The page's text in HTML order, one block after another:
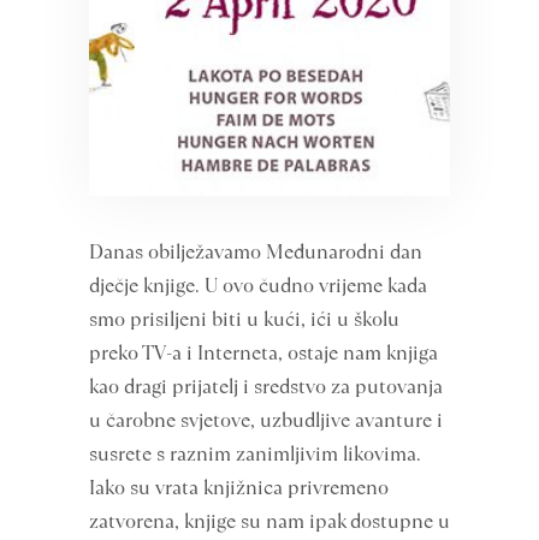
Danas obilježavamo Međunarodni dan
dječje knjige. U ovo čudno vrijeme kada
smo prisiljeni biti u kući, ići u školu
preko TV-a i Interneta, ostaje nam knjiga
kao dragi prijatelj i sredstvo za putovanja
u čarobne svjetove, uzbudljive avanture i
susrete s raznim zanimljivim likovima.
Iako su vrata knjižnica privremeno
zatvorena, knjige su nam ipak dostupne u